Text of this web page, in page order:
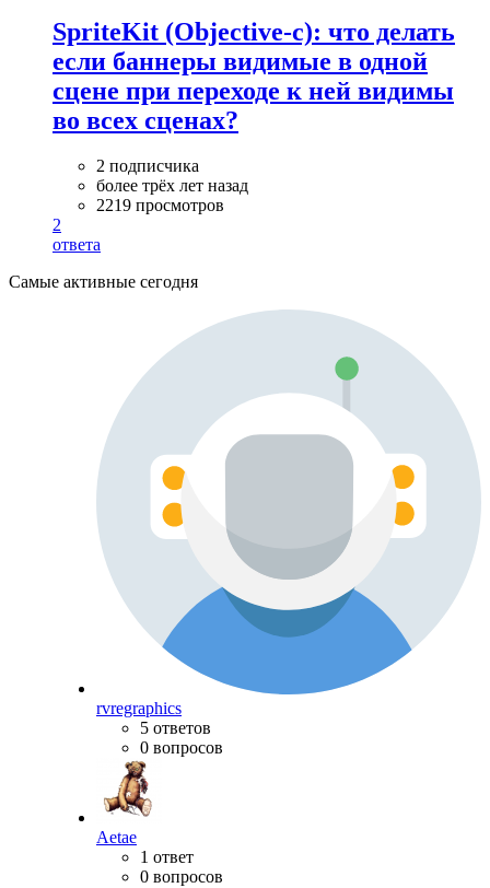
SpriteKit (Objective-с): что делать
если баннеры видимые в одной
сцене при переходе к ней видимы
во всех сценах?
2 подписчика
более трёх лет назад
2219 просмотров
2
ответа
Самые активные сегодня
rvregraphics
5 ответов
0 вопросов
Aetae
1 ответ
0 вопросов